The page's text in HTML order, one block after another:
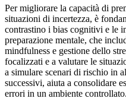
Per migliorare la capacità di
situazioni di incertezza, è
contrastino i bias cognitivi e le
preparazione mentale, che
mindfulness e gestione dello
focalizzati e a valutare le
a simulare scenari di rischio in
successivi, aiuta a consolidare
errori in un ambiente controllato.